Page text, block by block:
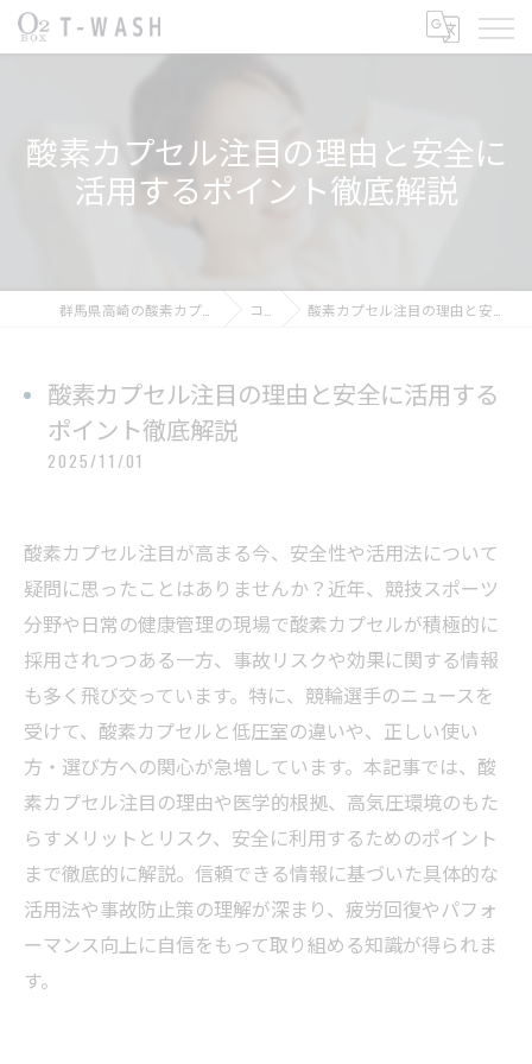
酸素カプセル注目の理由と安全に
活用するポイント徹底解説
コラム 酸素カプセル注目の理由と安全に活用するポイント徹底解説
酸素カプセル注目の理由と安全に活用する
ポイント徹底解説
2025/11/01
酸素カプセル注目が高まる今、安全性や活用法について
疑問に思ったことはありませんか？近年、競技スポーツ
分野や日常の健康管理の現場で酸素カプセルが積極的に
採用されつつある一方、事故リスクや効果に関する情報
も多く飛び交っています。特に、競輪選手のニュースを
受けて、酸素カプセルと低圧室の違いや、正しい使い
方・選び方への関心が急増しています。本記事では、酸
素カプセル注目の理由や医学的根拠、高気圧環境のもた
らすメリットとリスク、安全に利用するためのポイント
まで徹底的に解説。信頼できる情報に基づいた具体的な
活用法や事故防止策の理解が深まり、疲労回復やパフォ
ーマンス向上に自信をもって取り組める知識が得られま
す。